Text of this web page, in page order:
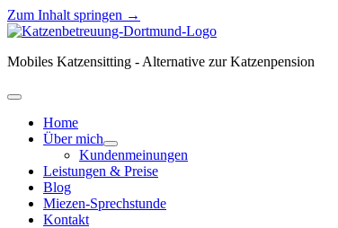
Zum Inhalt springen →
Katzenbetreuung
Mobiles Katzensitting - Alternative zur Katzenpension
Menü
öffnenHome
Über mich
Menü
öffnen
Kundenmeinungen
Leistungen & Preise
Blog
Miezen-Sprechstunde
Kontakt